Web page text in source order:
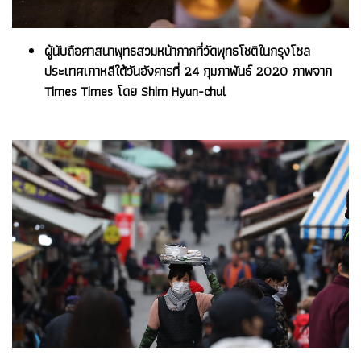
ผู้นับถือศาสนาพุทธสวมหน้ากากที่วัดพุทธโชติในกรุงโซล
ประเทศเกาหลีใต้วันอังคารที่ 24 กุมภาพันธ์ 2020 ภาพจาก
Times Times โดย Shim Hyun-chul